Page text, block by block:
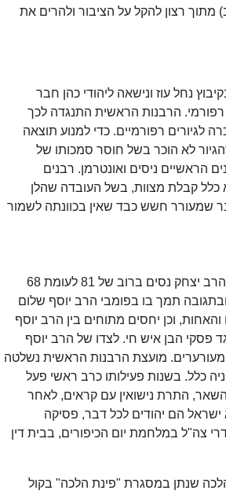
רצון להקל על הציבור ולהרים את
נחל עוז ונישאה ליהודי כהן חבר
רפורמי. הרבנות הראשית התנגדה לכך
רפורמיים. כדי למנוע תוצאה
לא הוכר בשל חוסר סמכותו של
הראשיים ניסים ואונטרמן. רבנים
כלל קבלת מצוות, בשל העובדה שהלן
שמעורר חשש כבד שאין בכוונתה לשמור
בז' בחשוון ה'תשל"ג (1972) נבחר לרב הראשי לישראל ולראשון לציון, במקומו של הרב יצחק נסים ברוב של 81 לעומת 68
תמך בו בפומבי הרב יוסף שלום
וכן יחסים מתוחים בין הרב יוסף
40, כשהרב יוסף יצא בגלוי נגד פסקי הבן איש חי. לצדו של הרב יוסף
מעורערים. מועצת הרבנות הראשית נשלטה
כלל. בשנות פעילותו כרב ראשי פעל
השאר, התרת נישואין עם קראים, לאחר
הם יהודים לכל דבר, פסיקה
צה"ל במלחמת יום הכיפורים, בבית דין
על שיעורי הלכה שנתן במסגרת "פינת הלכה" בקול